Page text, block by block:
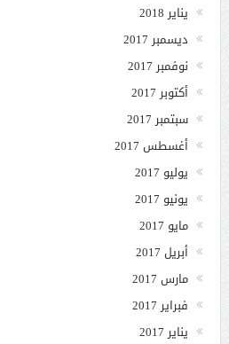
يناير 2018
ديسمبر 2017
نوفمبر 2017
أكتوبر 2017
سبتمبر 2017
أغسطس 2017
يوليو 2017
يونيو 2017
مايو 2017
أبريل 2017
مارس 2017
فبراير 2017
يناير 2017